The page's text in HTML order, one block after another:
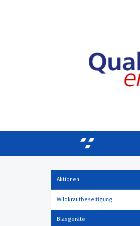
Aktionen
Wildkrautbeseitigung
Blasgeräte